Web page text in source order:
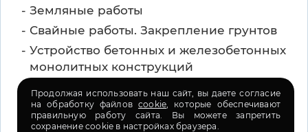
Земляные работы
Свайные работы. Закрепление грунтов
Устройство бетонных и железобетонных
монолитных конструкций
железобетонных конструкций
Работы по устройству каменных
Продолжая использовать наш сайт, вы даете согласие
на обработку файлов cookie, которые обеспечивают
правильную работу сайта. Вы можете запретить
сохранение cookie в настройках браузера.